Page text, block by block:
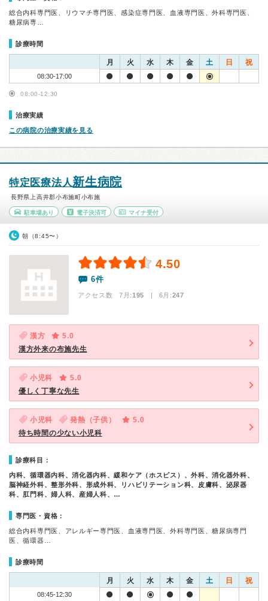
総合内科専門医、リウマチ専門医、感染症専門医、血液専門医、外科専門医、
糖尿病専…
診療時間
月 火 水 木 金 土 日 祝
08:30-17:00
08:00-12:30
治療実績
この病院の治療実績を見る
特定医療法人新生病院
長野県上高井郡小布施町小布施
駐車場あり 電子決済可 マイナ受付
朝（8:45〜）
4.50
6件
アクセス数 7月:195 | 6月:247
漢方
5.0
漢方外来の布施先生
小児科
5.0
優しく丁寧な先生
小児科 発熱（子供）
5.0
待ち時間の少ない小児科
診療科目：
内科、循環器内科、消化器内科、緩和ケア（ホスピス）、外科、消化器外科、
脳神経外科、整形外科、形成外科、リハビリテーション科、皮膚科、泌尿器
科、肛門科、婦人科、産婦人科、…
専門医・資格：
総合内科専門医、アレルギー専門医、血液専門医、外科専門医、糖尿病専門
医、循環器…
診療時間
月 火 水 木 金 土 日 祝
08:45-12:30